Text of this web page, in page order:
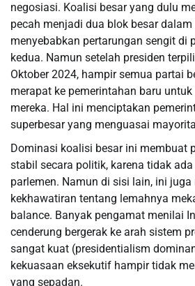
negosiasi. Koalisi besar yang dulu
pecah menjadi dua blok besar
menyebabkan pertarungan sengit di
kedua. Namun setelah presiden
Oktober 2024, hampir semua partai
merapat ke pemerintahan baru
mereka. Hal ini menciptakan
superbesar yang menguasai
Dominasi koalisi besar ini membuat
stabil secara politik, karena tidak
parlemen. Namun di sisi lain, ini
kekhawatiran tentang lemahnya
balance. Banyak pengamat menilai
cenderung bergerak ke arah sistem
sangat kuat (presidentialism
kekuasaan eksekutif hampir tidak
yang sepadan.